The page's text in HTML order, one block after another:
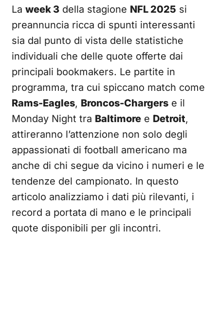
La week 3 della stagione NFL 2025 si
preannuncia ricca di spunti interessanti
sia dal punto di vista delle statistiche
individuali che delle quote offerte dai
principali bookmakers. Le partite in
programma, tra cui spiccano match come
Rams-Eagles, Broncos-Chargers e il
Monday Night tra Baltimore e Detroit,
attireranno l’attenzione non solo degli
appassionati di football americano ma
anche di chi segue da vicino i numeri e le
tendenze del campionato. In questo
articolo analizziamo i dati più rilevanti, i
record a portata di mano e le principali
quote disponibili per gli incontri.